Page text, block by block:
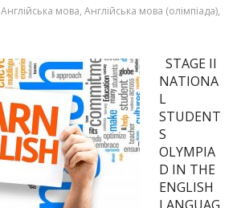
Англійська мова,Англійська мова (олімпіада),
STAGE II
NATIONA
L
STUDENT
S
OLYMPIA
D IN THE
ENGLISH